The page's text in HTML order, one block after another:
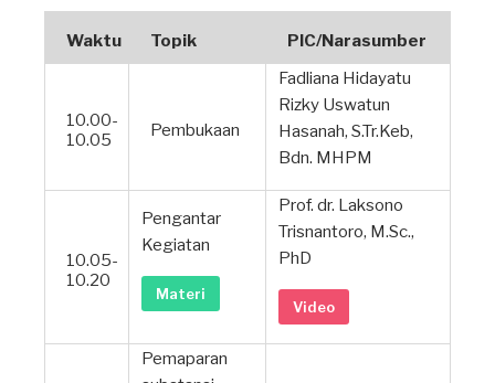
Waktu Topik PIC/Narasumber
10.00-
10.05
Pembukaan
Fadliana Hidayatu
Rizky Uswatun
Hasanah, S.Tr.Keb,
Bdn. MHPM
10.05-
10.20
Pengantar
Kegiatan
Materi
Prof. dr. Laksono
Trisnantoro, M.Sc.,
PhD
Video
Pemaparan